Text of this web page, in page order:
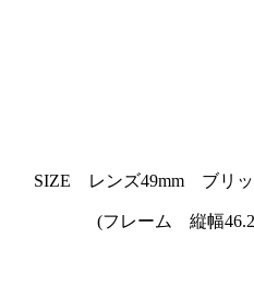
SIZE レンズ49mm ブリ
(フレーム 縦幅